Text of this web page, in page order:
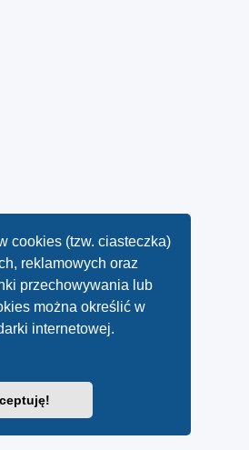
cookies (tzw. ciasteczka)
reklamowych oraz
przechowywania lub
można określić w
internetowej.